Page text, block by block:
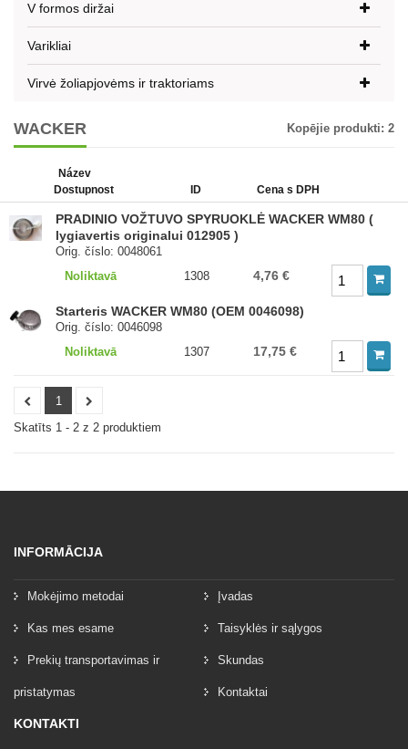
V formos diržai
Varikliai
Virvė žoliapjovėms ir traktoriams
WACKER Kopējie produkti: 2
Název
Dostupnost
ID Cena s DPH
PRADINIO VOŽTUVO SPYRUOKLĖ WACKER WM80 (
lygiavertis originalui 012905 )
Orig. číslo: 0048061
Noliktavā
1308 4,76 €
Starteris WACKER WM80 (OEM 0046098)
Orig. číslo: 0046098
Noliktavā
1307 17,75 €
1
Skatīts 1 - 2 z 2 produktiem
INFORMĀCIJA
Mokėjimo metodai Įvadas
Kas mes esame Taisyklės ir sąlygos
Prekių transportavimas ir
pristatymas
Skundas
Kontaktai
KONTAKTI